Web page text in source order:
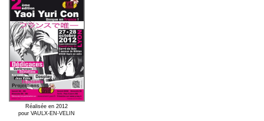
Réalisée en 2012
pour VAULX-EN-VELIN